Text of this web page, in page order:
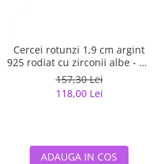
Cercei rotunzi 1,9 cm argint
925 rodiat cu zirconii albe - Be
Elegant ETU0059
157,30 Lei
118,00 Lei
ADAUGA IN COS